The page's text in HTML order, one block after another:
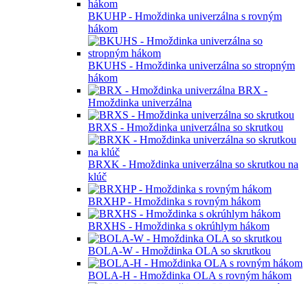
BK - Hmoždinka so skrutkou do dreva s
šesťhrannou
BKHP - Hmoždinka s rovným hákom
BKHS - Hmoždinka so stropným hákom
BKHH - Hmoždinka s hojdačkovým hákom
BKUP -
Hmoždinka univerzálná
BKU -
Hmoždinka so skrutkou
BKUHP - Hmoždinka univerzálna s rovným
hákom
BKUHS - Hmoždinka univerzálna so stropným
hákom
BRX -
Hmoždinka univerzálna